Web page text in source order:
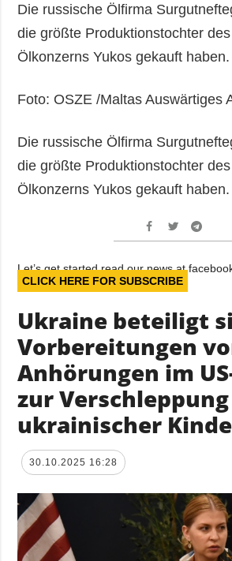
Die russische Ölfirma
die größte Produktionstochter
Ölkonzerns Yukos gekauft haben.
Foto: ОSZE /Maltas Auswärtiges
Die russische Ölfirma
die größte Produktionstochter
Ölkonzerns Yukos gekauft haben.
Let’s get started read our news at
CLICK HERE FOR SUBSCRIBE
Ukraine beteiligt
Vorbereitungen
Anhörungen im
zur Verschleppung
ukrainischer
30.10.2025 16:28